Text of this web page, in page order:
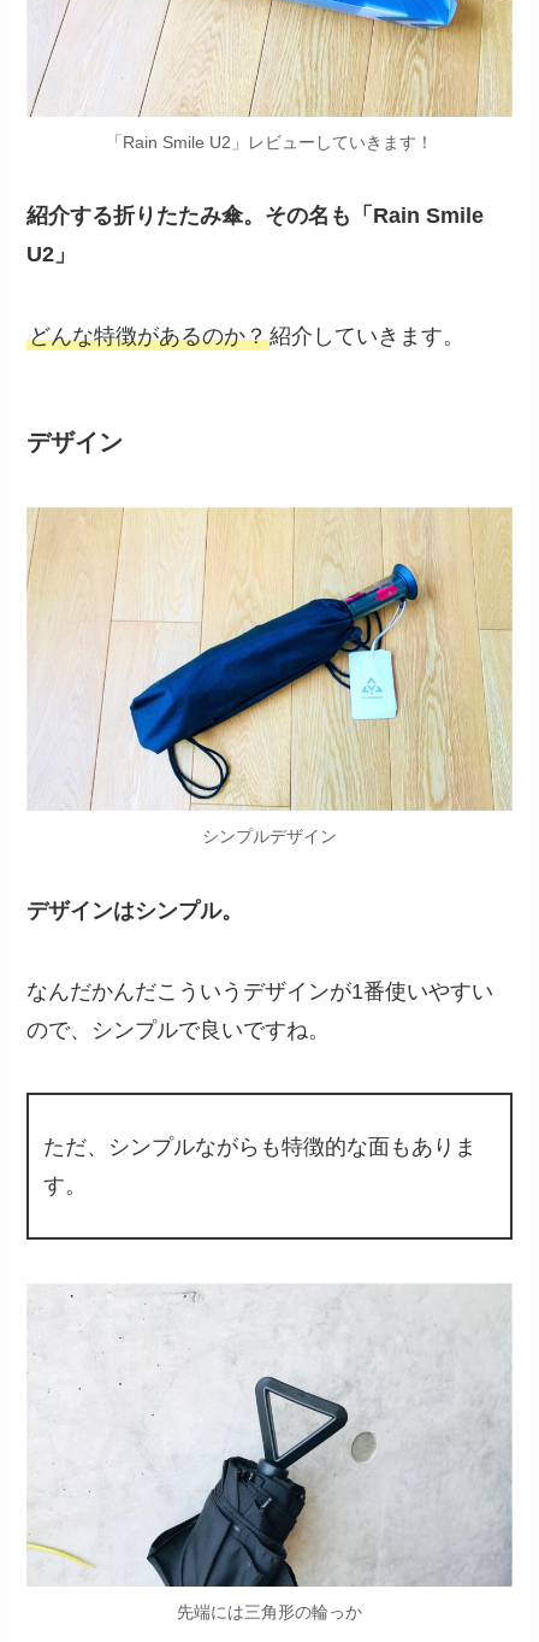
「Rain Smile U2」レビューしていきます！
紹介する折りたたみ傘。その名も「Rain Smile
U2」
どんな特徴があるのか？紹介していきます。
デザイン
シンプルデザイン
デザインはシンプル。
なんだかんだこういうデザインが1番使いやすい
ので、シンプルで良いですね。
ただ、シンプルながらも特徴的な面もありま
す。
先端には三角形の輪っか